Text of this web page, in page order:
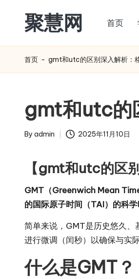
content
聚慧网 首页
首页 - gmt和utc的区别深入解析：
gmt和utc的
Posted
By admin 2025年11月10日
【gmt和utc的区
GMT（Greenwich Mean
的国际原子时间（TAI）的科
简单来说，GMT是历史悠久、
进行微调（闰秒）以确保与实
什么是GMT？